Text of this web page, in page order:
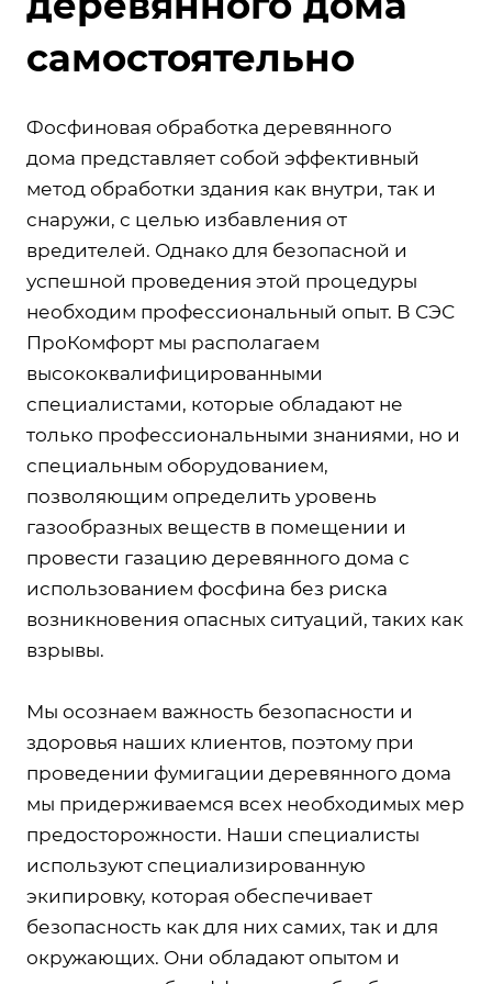
самостоятельно
Фосфиновая обработка деревянного
дома представляет собой эффективный
метод обработки здания как внутри, так и
снаружи, с целью избавления от
вредителей. Однако для безопасной и
успешной проведения этой процедуры
необходим профессиональный опыт. В СЭС
ПроКомфорт мы располагаем
высококвалифицированными
специалистами, которые обладают не
только профессиональными знаниями, но и
специальным оборудованием,
позволяющим определить уровень
газообразных веществ в помещении и
провести газацию деревянного дома с
использованием фосфина без риска
возникновения опасных ситуаций, таких как
взрывы.
Мы осознаем важность безопасности и
здоровья наших клиентов, поэтому при
проведении фумигации деревянного дома
мы придерживаемся всех необходимых мер
предосторожности. Наши специалисты
используют специализированную
экипировку, которая обеспечивает
безопасность как для них самих, так и для
окружающих. Они обладают опытом и